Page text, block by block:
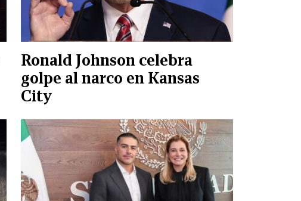
Ronald Johnson celebra
golpe al narco en Kansas
City